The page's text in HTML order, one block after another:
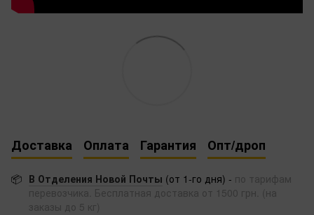
Доставка Оплата Гарантия Опт/дроп
📦 В Отделения Новой Почты (от 1-го дня) - по тарифам
перевозчика. Бесплатная доставка от 1500 грн. (на
заказы до 5 кг)